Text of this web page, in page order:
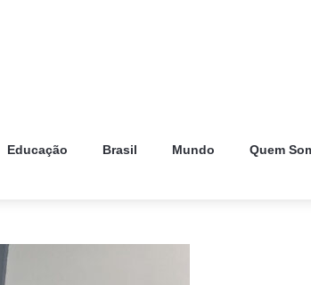
Educação Brasil Mundo Quem